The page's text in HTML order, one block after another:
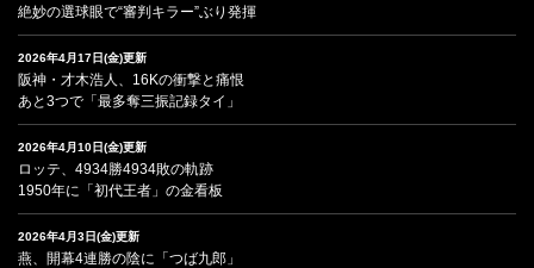
絶妙の選球眼で“審判キラー”ぶり発揮
2026年4月17日(金)更新
阪神・才木浩人、16Kの衝撃と痛恨
あと3つで「最多奪三振記録タイ」
2026年4月10日(金)更新
ロッテ、4934勝4934敗の軌跡
1950年に「初代王者」の金看板
2026年4月3日(金)更新
燕、開幕4連勝の陰に「つば九郎」